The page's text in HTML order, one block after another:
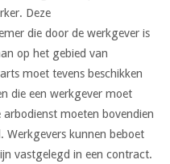
Deze
die door de werkgever is
op het gebied van
moet tevens beschikken
die een werkgever moet
moeten bovendien
kunnen beboet
vastgelegd in een contract.